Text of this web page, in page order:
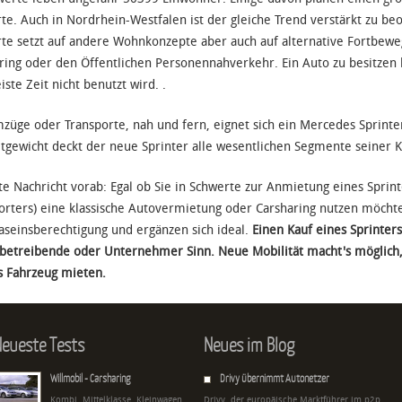
Auch in Nordrhein-Westfalen ist der gleiche Trend verstärkt zu
setzt auf andere Wohnkonzepte aber auch auf alternative
oder den Öffentlichen Personennahverkehr. Ein Auto zu
Zeit nicht benutzt wird. .
oder Transporte, nah und fern, eignet sich ein Mercedes
deckt der neue Sprinter alle wesentlichen Segmente seiner
Nachricht vorab: Egal ob Sie in Schwerte zur Anmietung eines
eine klassische Autovermietung oder Carsharing nutzen
und ergänzen sich ideal. Einen Kauf eines
oder Unternehmer Sinn. Neue Mobilität macht's
Fahrzeug mieten.
Tests
Willmobil - Carsharing
Neues im Blog
Drivy übernimmt Autonetzer